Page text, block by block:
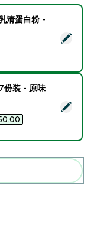
】Impact 乳清蛋白粉
清蛋白粉 -
500g - 147份装 - 原味
份装 - 原味